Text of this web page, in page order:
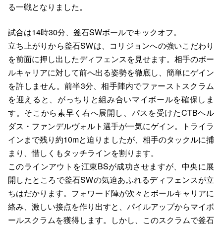
る一戦となりました。
試合は14時30分、釜石SWボールでキックオフ。
立ち上がりから釜石SWは、コリジョンへの強いこだわり
を前面に押し出したディフェンスを見せます。相手のボー
ルキャリアに対して前へ出る姿勢を徹底し、簡単にゲイン
を許しません。前半3分、相手陣内でファーストスクラム
を迎えると、がっちりと組み合いマイボールを確保しま
す。そこから素早く右へ展開し、パスを受けたCTBヘル
ダス・ファンデルヴォルト選手が一気にゲイン。トライラ
インまで残り約10mと迫りましたが、相手のタックルに捕
まり、惜しくもタッチラインを割ります。
このラインアウトを江東BSが成功させますが、中央に展
開したところで釜石SWの気迫あふれるディフェンスが立
ちはだかります。フォワード陣が次々とボールキャリアに
絡み、激しい接点を作り出すと、パイルアップからマイボ
ールスクラムを獲得します。しかし、このスクラムで釜石